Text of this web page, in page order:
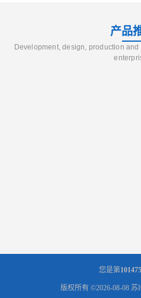
产品
Development, design, production
您是第
版权所有 ©2026-08-08 苏